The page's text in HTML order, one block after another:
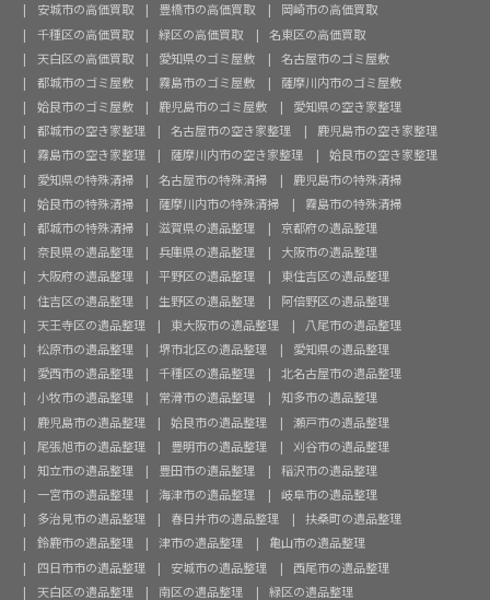
安城市の高価買取
豊橋市の高価買取
岡崎市の高価買取
千種区の高価買取
緑区の高価買取
名東区の高価買取
天白区の高価買取
愛知県のゴミ屋敷
名古屋市のゴミ屋敷
都城市のゴミ屋敷
霧島市のゴミ屋敷
薩摩川内市のゴミ屋敷
姶良市のゴミ屋敷
鹿児島市のゴミ屋敷
愛知県の空き家整理
都城市の空き家整理
名古屋市の空き家整理
鹿児島市の空き家整理
霧島市の空き家整理
薩摩川内市の空き家整理
姶良市の空き家整理
愛知県の特殊清掃
名古屋市の特殊清掃
鹿児島市の特殊清掃
姶良市の特殊清掃
薩摩川内市の特殊清掃
霧島市の特殊清掃
都城市の特殊清掃
滋賀県の遺品整理
京都府の遺品整理
奈良県の遺品整理
兵庫県の遺品整理
大阪市の遺品整理
大阪府の遺品整理
平野区の遺品整理
東住吉区の遺品整理
住吉区の遺品整理
生野区の遺品整理
阿倍野区の遺品整理
天王寺区の遺品整理
東大阪市の遺品整理
八尾市の遺品整理
松原市の遺品整理
堺市北区の遺品整理
愛知県の遺品整理
愛西市の遺品整理
千種区の遺品整理
北名古屋市の遺品整理
小牧市の遺品整理
常滑市の遺品整理
知多市の遺品整理
鹿児島市の遺品整理
姶良市の遺品整理
瀬戸市の遺品整理
尾張旭市の遺品整理
豊明市の遺品整理
刈谷市の遺品整理
知立市の遺品整理
豊田市の遺品整理
稲沢市の遺品整理
一宮市の遺品整理
海津市の遺品整理
岐阜市の遺品整理
多治見市の遺品整理
春日井市の遺品整理
扶桑町の遺品整理
鈴鹿市の遺品整理
津市の遺品整理
亀山市の遺品整理
四日市市の遺品整理
安城市の遺品整理
西尾市の遺品整理
天白区の遺品整理
南区の遺品整理 緑区の遺品整理